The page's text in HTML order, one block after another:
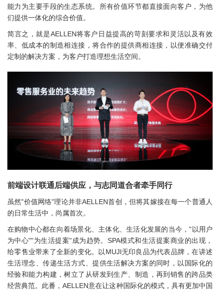
能力为主要手段的生态系统。所有价值环节都直接面向客户，为他
们提供一体化的综合价值。
简言之，就是AELLEN将客户日益提高的苛刻要求和灵活以及有效
率、低成本的制造相连接，将合作的提供商相连接，以便准确交付
定制的解决方案，为客户打造理想生活空间。
前端设计联通后端供应， 与志同道合者牵手同行
虽然"价值网络"理论并非AELLEN首创，但将其嫁接在每一个普通人
的日常生活中，尚属首次。
在购物中心都在向着场景化、主体化、生活化发展的当今，"以用户
为中心""为生活提案"成为趋势。SPA模式和生活提案商业的出现，
给零售业带来了全新的变化。以MUJI无印良品为代表品牌，在讲述
生活理念、传递生活方式、提供生活解决方案的同时，以国际化的
经验和能力构建，树立了从研发到生产、制造，再到销售的跨品类
经营典范。此番，AELLEN意在让这种国际化的模式，具有更加中国